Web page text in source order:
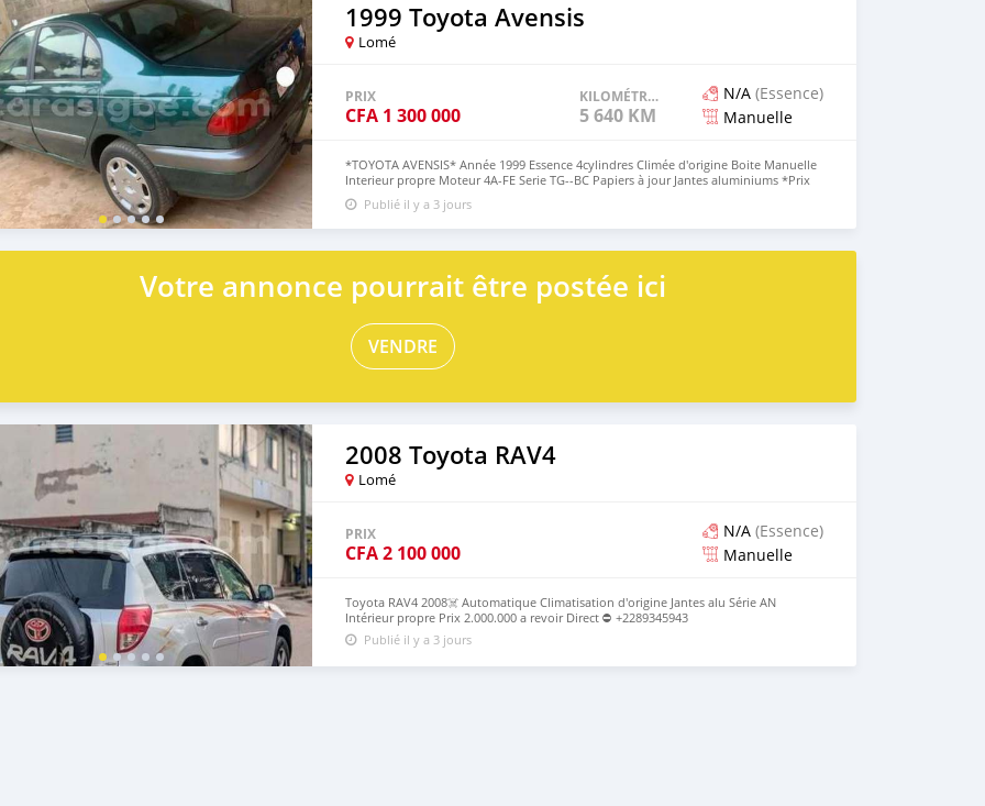
1999 Toyota Avensis
Lomé
PRIX
CFA 1 300 000
KILOMÉTRAGE
5 640 KM
N/A (Essence)
Manuelle
*TOYOTA AVENSIS* Année 1999 Essence 4cylindres Climée d'origine Boite Manuelle
Interieur propre Moteur 4A-FE Serie TG--BC Papiers à jour Jantes aluminiums *Prix
1.300.000* *PRODUIT DIRECT* 🚘+228 93459431
Publié il y a 3 jours
Votre annonce pourrait être postée ici
VENDRE
2008 Toyota RAV4
Lomé
PRIX
CFA2 100 000
N/A (Essence)
Manuelle
Toyota RAV4 2008☠️ Automatique Climatisation d'origine Jantes alu Série AN
Intérieur propre Prix 2.000.000 a revoir Direct ⛔ +2289345943
Publié il y a 3 jours